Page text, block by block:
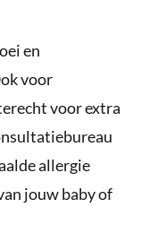
en
voor
voor extra
allergie
jouw baby of